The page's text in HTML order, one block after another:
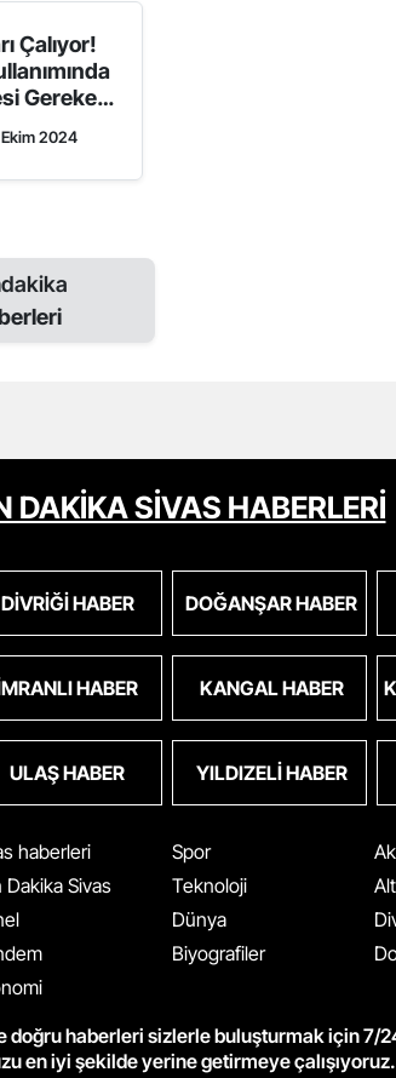
Çalıyor!
Gereken
Ortaya
Ekim 2024
DAKİKA SİVAS HABERLERİ
DIVRIĞI HABER DOĞANŞAR HABER
HABER KANGAL HABER
ULAŞ HABER YILDIZELI HABER
haberleri
Dakika Sivas
Spor
Teknoloji
Dünya
Biyografiler
haberleri sizlerle buluşturmak için 7/24
en iyi şekilde yerine getirmeye çalışıyoruz.